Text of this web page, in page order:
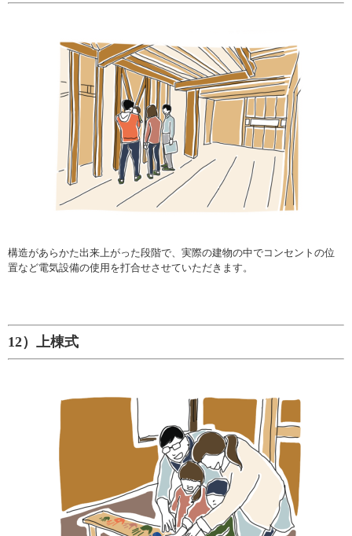
構造があらかた出来上がった段階で、実際の建物の中でコンセントの位
置など電気設備の使用を打合せさせていただきます。
12）上棟式